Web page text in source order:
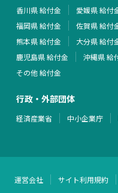
香川県 給付金
愛媛県 給付
福岡県 給付金
佐賀県 給付
熊本県 給付金
大分県 給付
鹿児島県 給付金
沖縄県 給
その他 給付金
行政・外部団体
経済産業省 中小企業庁
運営会社 サイト利用規約